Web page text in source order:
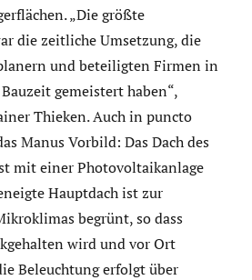
„Die größte
die zeitliche Umsetzung, die
und beteiligten Firmen in
gemeistert haben“,
Thieken. Auch in puncto
Manus Vorbild: Das Dach des
mit einer Photovoltaikanlage
Hauptdach ist zur
begrünt, so dass
wird und vor Ort
Beleuchtung erfolgt über